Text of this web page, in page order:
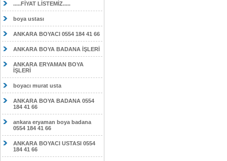
.....FİYAT LİSTEMİZ.....
boya ustası
ANKARA BOYACI 0554 184 41 66
ANKARA BOYA BADANA İŞLERİ
ANKARA ERYAMAN BOYA
İŞLERİ
boyacı murat usta
ANKARA BOYA BADANA 0554
184 41 66
ankara eryaman boya badana
0554 184 41 66
ANKARA BOYACI USTASI 0554
184 41 66